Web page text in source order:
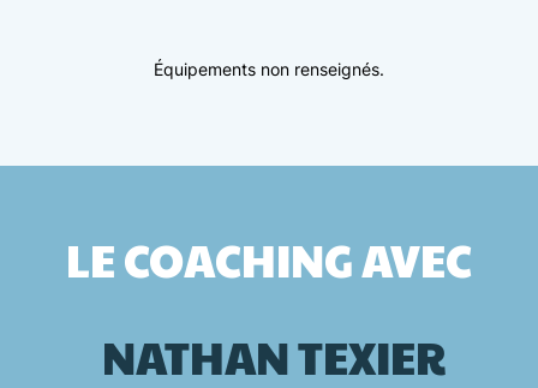
Équipements non renseignés.
LE COACHING AVEC
NATHANTEXIER